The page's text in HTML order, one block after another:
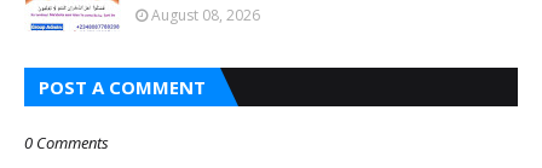
August 08, 2026
POST A COMMENT
0 Comments